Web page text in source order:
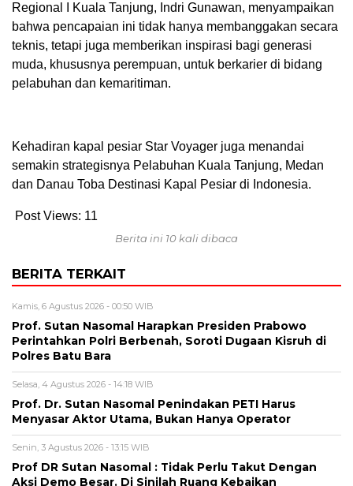
Regional I Kuala Tanjung, Indri Gunawan, menyampaikan
bahwa pencapaian ini tidak hanya membanggakan secara
teknis, tetapi juga memberikan inspirasi bagi generasi
muda, khususnya perempuan, untuk berkarier di bidang
pelabuhan dan kemaritiman.
Kehadiran kapal pesiar Star Voyager juga menandai
semakin strategisnya Pelabuhan Kuala Tanjung, Medan
dan Danau Toba Destinasi Kapal Pesiar di Indonesia.
Post Views: 11
Berita ini 10 kali dibaca
BERITA TERKAIT
Kamis, 6 Agustus 2026 - 00:50 WIB
Prof. Sutan Nasomal Harapkan Presiden Prabowo
Perintahkan Polri Berbenah, Soroti Dugaan Kisruh di
Polres Batu Bara
Selasa, 4 Agustus 2026 - 14:18 WIB
Prof. Dr. Sutan Nasomal Penindakan PETI Harus
Menyasar Aktor Utama, Bukan Hanya Operator
Senin, 3 Agustus 2026 - 13:15 WIB
Prof DR Sutan Nasomal : Tidak Perlu Takut Dengan
Aksi Demo Besar. Di Sinilah Ruang Kebaikan